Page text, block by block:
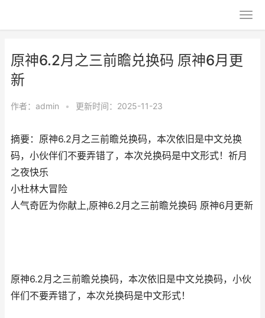
原神6.2月之三前瞻兑换码 原神6月更
新
作者： admin • 更新时间：2025-11-23
摘要：原神6.2月之三前瞻兑换码，本次依旧是中文兑换
码，小伙伴们不要弄错了，本次兑换码是中文形式！祈月
之夜快乐
小杜林大冒险
人气奇匠为你献上,原神6.2月之三前瞻兑换码 原神6月更新
原神6.2月之三前瞻兑换码，本次依旧是中文兑换码，小伙
伴们不要弄错了，本次兑换码是中文形式！